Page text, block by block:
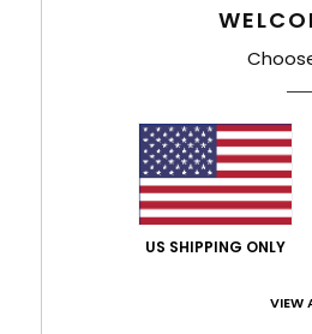
US SHIPPING ONLY
VIEW